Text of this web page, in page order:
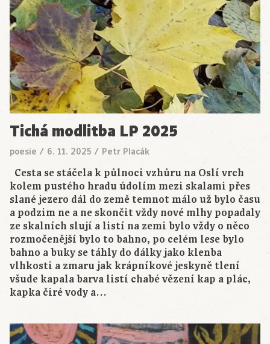
Tichá modlitba LP 2025
poesie / 6. 11. 2025 / Petr Placák
Cesta se stáčela k půlnoci vzhůru na Oslí vrch
kolem pustého hradu údolím mezi skalami přes
slané jezero dál do země temnot málo už bylo času
a podzim ne a ne skončit vždy nové mlhy popadaly
ze skalních slují a listí na zemi bylo vždy o něco
rozmočenější bylo to bahno, po celém lese bylo
bahno a buky se táhly do dálky jako klenba
vlhkosti a zmaru jak krápníkové jeskyně tlení
všude kapala barva listí chabé vězení kap a plác,
kapka čiré vody a…